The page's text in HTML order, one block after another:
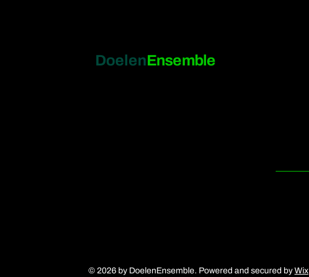
DoelenEnsemble
© 2026 by DoelenEnsemble. Powered and secured by Wix